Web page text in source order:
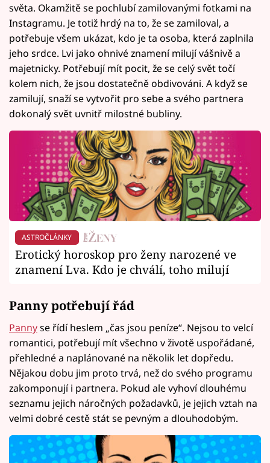
světa. Okamžitě se pochlubí zamilovanými fotkami na
Instagramu. Je totiž hrdý na to, že se zamiloval, a
potřebuje všem ukázat, kdo je ta osoba, která zaplnila
jeho srdce. Lvi jako ohnivé znamení milují vášnivě a
majetnicky. Potřebují mít pocit, že se celý svět točí
kolem nich, že jsou dostatečně obdivováni. A když se
zamilují, snaží se vytvořit pro sebe a svého partnera
dokonalý svět uvnitř milostné bubliny.
ASTROČLÁNKY
Erotický horoskop pro ženy narozené ve
znamení Lva. Kdo je chválí, toho milují
Panny potřebují řád
Pannyse řídí heslem „čas jsou peníze“. Nejsou to velcí
romantici, potřebují mít všechno v životě uspořádané,
přehledné a naplánované na několik let dopředu.
Nějakou dobu jim proto trvá, než do svého programu
zakomponují i partnera. Pokud ale vyhoví dlouhému
seznamu jejich náročných požadavků, je jejich vztah na
velmi dobré cestě stát se pevným a dlouhodobým.